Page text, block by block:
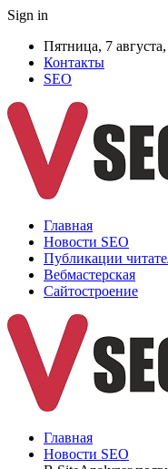
Sign in
Пятница, 7
Контакты
SEO
Главная
Новости SEO
Публикации
Вебмастерская
Сайтостроение
Главная
Новости SEO